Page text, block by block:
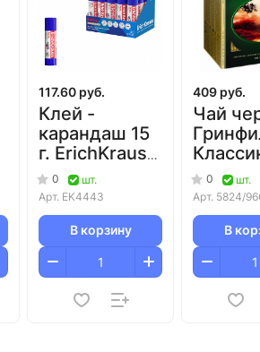
117.60 руб.
Клей -
карандаш 15
г. ErichKrause
Extra/
Экстра/20
0
шт.
Арт. EK4443
В корзину
409 руб.
Чай
0
шт.
Арт. 5824/
В